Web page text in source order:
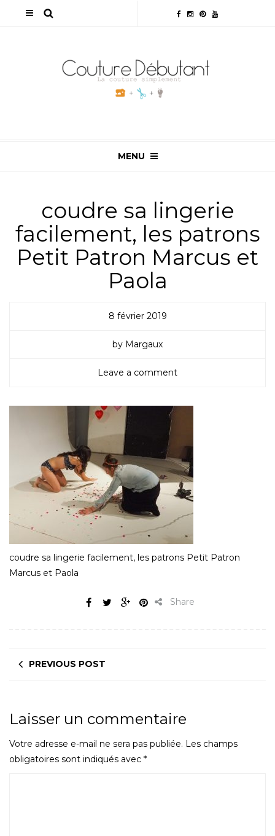
MENU
coudre sa lingerie
facilement, les patrons
Petit Patron Marcus et
Paola
8 février 2019
by Margaux
Leave a comment
coudre sa lingerie facilement, les patrons Petit Patron
Marcus et Paola
Share
PREVIOUS POST
Laisser un commentaire
Votre adresse e-mail ne sera pas publiée. Les champs
obligatoires sont indiqués avec *